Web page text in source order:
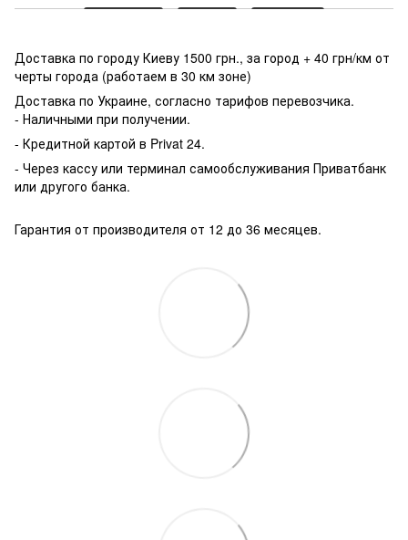
Доставка по городу Киеву 1500 грн., за город + 40 грн/км от
черты города (работаем в 30 км зоне)
Доставка по Украине, согласно тарифов перевозчика.
- Наличными при получении.
- Кредитной картой в Privat 24.
- Через кассу или терминал самообслуживания Приватбанк
или другого банка.
Гарантия от производителя от 12 до 36 месяцев.